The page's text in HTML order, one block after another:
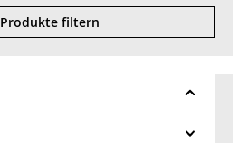
Produkte filtern